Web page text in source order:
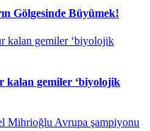
Gölgesinde Büyümek!
kalan gemiler ‘biyolojik